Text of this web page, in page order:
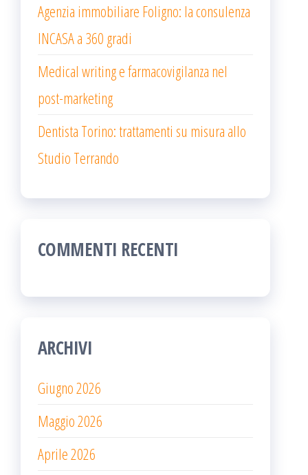
Agenzia immobiliare Foligno: la consulenza
INCASA a 360 gradi
Medical writing e farmacovigilanza nel
post-marketing
Dentista Torino: trattamenti su misura allo
Studio Terrando
COMMENTI RECENTI
ARCHIVI
Giugno 2026
Maggio 2026
Aprile 2026